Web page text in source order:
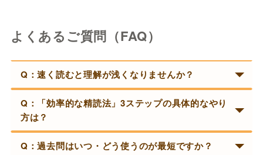
よくあるご質問（FAQ）
Q：速く読むと理解が浅くなりませんか？
Q：「効率的な精読法」3ステップの具体的なやり
方は？
Q：過去問はいつ・どう使うのが最短ですか？